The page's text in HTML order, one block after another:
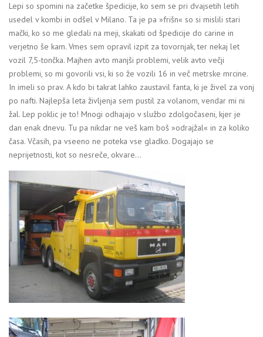
Lepi so spomini na začetke špedicije, ko sem se pri dvajsetih letih
usedel v kombi in odšel v Milano. Ta je pa »frišn« so si mislili stari
mački, ko so me gledali na meji, skakati od špedicije do carine in
verjetno še kam. Vmes sem opravil izpit za tovornjak, ter nekaj let
vozil 7,5-tončka. Majhen avto manjši problemi, velik avto večji
problemi, so mi govorili vsi, ki so že vozili 16 in več metrske mrcine.
In imeli so prav. A kdo bi takrat lahko zaustavil fanta, ki je živel za vonj
po nafti. Najlepša leta življenja sem pustil za volanom, vendar mi ni
žal. Lep poklic je to! Mnogi odhajajo v službo zdolgočaseni, kjer je
dan enak dnevu. Tu pa nikdar ne veš kam boš »odrajžal« in za koliko
časa. Včasih, pa vseeno ne poteka vse gladko. Dogajajo se
neprijetnosti, kot so nesreče, okvare…